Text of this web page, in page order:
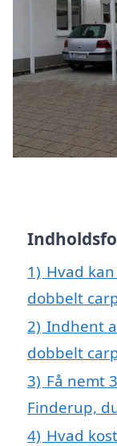
1) Hvad
dobbelt
2) Indhent
dobbelt
3) Få nemt
Finderup,
4) Hvad